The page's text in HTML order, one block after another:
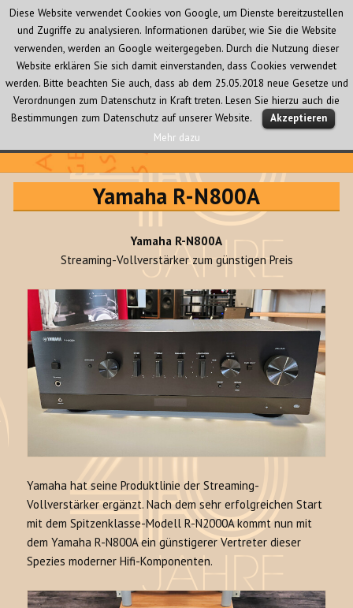
Audio Creativ
MENÜ
UND
Yamaha R-N800A
Yamaha R-N800A
Streaming-Vollverstärker zum günstigen Preis
Yamaha hat seine Produktlinie der Streaming-
Vollverstärker ergänzt. Nach dem sehr erfolgreichen Start
mit dem Spitzenklasse-Modell R-N2000A kommt nun mit
dem Yamaha R-N800A ein günstigerer Vertreter dieser
Spezies moderner Hifi-Komponenten.
Diese Website verwendet Cookies von Google, um Dienste bereitzustellen
und Zugriffe zu analysieren. Informationen darüber, wie Sie die Website
verwenden, werden an Google weitergegeben. Durch die Nutzung dieser
Website erklären Sie sich damit einverstanden, dass Cookies verwendet
werden. Bitte beachten Sie auch, dass ab dem 25.05.2018 neue Gesetze und
Verordnungen zum Datenschutz in Kraft treten. Lesen Sie hierzu auch die
Bestimmungen zum Datenschutz auf unserer Website.
Akzeptieren
Mehr dazu